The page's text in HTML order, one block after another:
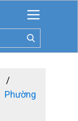
Phường